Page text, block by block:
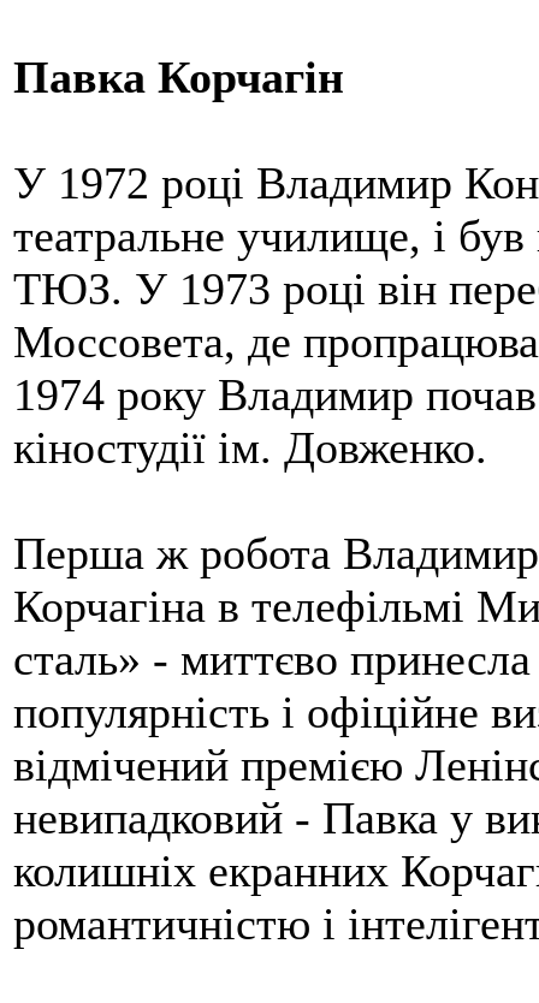
Павка Корчагін
У 1972 році Владимир
театральне училище, і
ТЮЗ. У 1973 році він
Моссовета, де
1974 року Владимир
кіностудії ім. Довженко.
Перша ж робота
Корчагіна в телефільмі
сталь» - миттєво
популярність і офіційне
відмічений премією
невипадковий - Павка у
колишніх екранних
романтичністю і